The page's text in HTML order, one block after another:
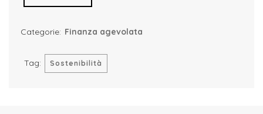
Categorie: Finanza agevolata
Tag: Sostenibilità